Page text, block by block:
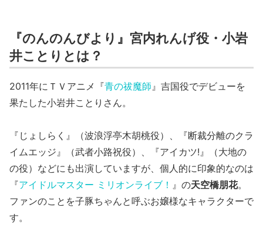
『のんのんびより』宮内れんげ役・小岩
井ことりとは？
2011年にＴＶアニメ『青の祓魔師』吉国役でデビューを
果たした小岩井ことりさん。
『じょしらく』（波浪浮亭木胡桃役）、『断裁分離のクラ
イムエッジ』（武者小路祝役）、『アイカツ!』（大地の
の役）などにも出演していますが、個人的に印象的なのは
『アイドルマスター ミリオンライブ！ 』の天空橋朋花。
ファンのことを子豚ちゃんと呼ぶお嬢様なキャラクターで
す。